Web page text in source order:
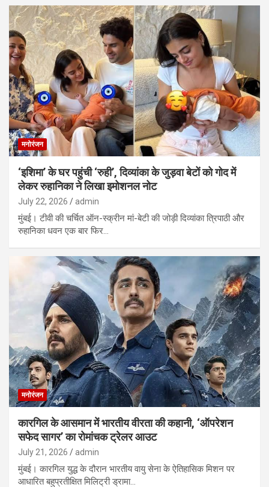
मनोरंजन
‘इशिमा’ के घर पहुंची ‘रुही’, दिव्यांका के जुड़वा बेटों को गोद में
लेकर रुहानिका ने लिखा इमोशनल नोट
July 22, 2026 admin
मुंबई। टीवी की चर्चित ऑन-स्क्रीन मां-बेटी की जोड़ी दिव्यांका त्रिपाठी और
रुहानिका धवन एक बार फिर…
मनोरंजन
कारगिल के आसमान में भारतीय वीरता की कहानी, ‘ऑपरेशन
सफेद सागर’ का रोमांचक ट्रेलर आउट
July 21, 2026 admin
मुंबई। कारगिल युद्ध के दौरान भारतीय वायु सेना के ऐतिहासिक मिशन पर
आधारित बहुप्रतीक्षित मिलिट्री ड्रामा…